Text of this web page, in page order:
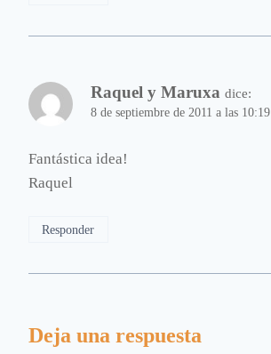
Raquel y Maruxa dice:
8 de septiembre de 2011 a las 10:19
Fantástica idea!
Raquel
Responder
Deja una respuesta